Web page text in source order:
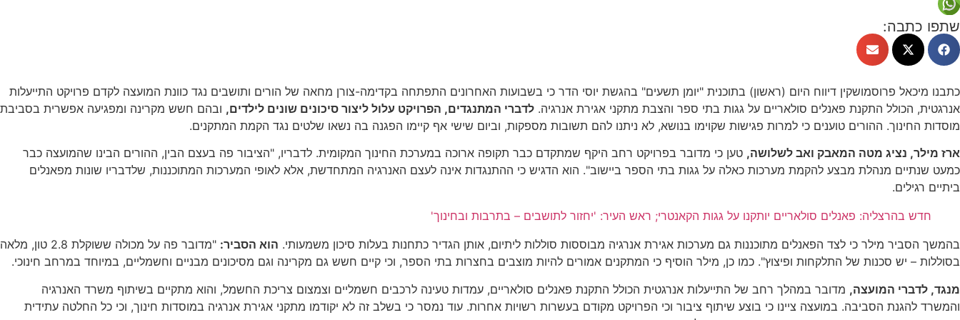
שתפו כתבה:
כתבנו מיכאל פרוסמושקין דיווח היום (ראשון) בתוכנית "יומן תשעים" בהגשת יוסי הדר כי בשבועות האחרונים התפתחה בקדימה-צורן מחאה של הורים ותושבים נגד כוונת המועצה לקדם פרויקט התייעלות
אנרגטית, הכולל התקנת פאנלים סולאריים על גגות בתי ספר והצבת מתקני אגירת אנרגיה. לדברי המתנגדים, הפרויקט עלול ליצור סיכונים שונים לילדים, ובהם חשש מקרינה ומפגיעה אפשרית בסביבת
מוסדות החינוך. ההורים טוענים כי למרות פגישות שקוימו בנושא, לא ניתנו להם תשובות מספקות, וביום שישי אף קיימו הפגנה בה נשאו שלטים נגד הקמת המתקנים.
ארז מילר, נציג מטה המאבק ואב לשלושה, טען כי מדובר בפרויקט רחב היקף שמתקדם כבר תקופה ארוכה במערכת החינוך המקומית. לדבריו, "הציבור פה בעצם הבין, ההורים הבינו שהמועצה כבר
כמעט שנתיים מנהלת מבצע להקמת מערכות כאלה על גגות בתי הספר ביישוב". הוא הדגיש כי ההתנגדות אינה לעצם האנרגיה המתחדשת, אלא לאופי המערכות המתוכננות, שלדבריו שונות מפאנלים
ביתיים רגילים.
חדש בהרצליה: פאנלים סולאריים יותקנו על גגות הקאנטרי; ראש העיר: 'יחזור לתושבים – בתרבות ובחינוך'
בהמשך הסביר מילר כי לצד הפאנלים מתוכננות גם מערכות אגירת אנרגיה מבוססות סוללות ליתיום, אותן הגדיר כתחנות בעלות סיכון משמעותי. הוא הסביר:
"מדובר פה על מכולה ששוקלת 2.8 טון, מלאה
בסוללות – יש סכנות של התלקחות ופיצוץ". כמו כן, מילר הוסיף כי המתקנים אמורים להיות מוצבים בחצרות בתי הספר, וכי קיים חשש גם מקרינה וגם מסיכונים מבניים וחשמליים, במיוחד במרחב חינוכי.
מנגד, לדברי המועצה, מדובר במהלך רחב של התייעלות אנרגטית הכולל התקנת פאנלים סולאריים, עמדות טעינה לרכבים חשמליים וצמצום צריכת החשמל, והוא מתקיים בשיתוף משרד האנרגיה
והמשרד להגנת הסביבה. במועצה ציינו כי בוצע שיתוף ציבור וכי הפרויקט מקודם בעשרות רשויות אחרות. עוד נמסר כי בשלב זה לא יקודמו מתקני אגירת אנרגיה במוסדות חינוך, וכי כל החלטה עתידית